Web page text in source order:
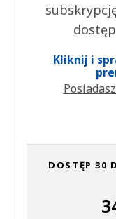
Kliknij i
DOSTĘP 30